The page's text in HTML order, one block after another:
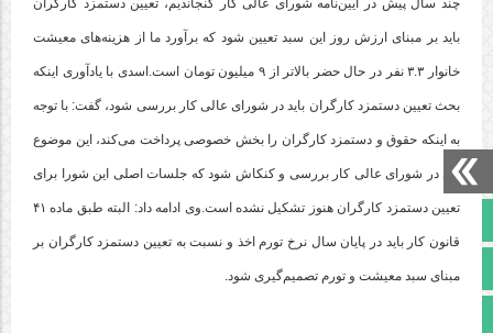
صفحه نخست
تالار گفتمان
چند سال پیش در آیین‌نامه شورای عالی کار گنجاندیم، تعیین دستمزد کارگران
باید بر مبنای ارزش روز این سبد تعیین شود که برآورد ما از هزینه‌های معیشت
خانوار ۳.۳ نفر در حال حضر بالاتر از ۹ میلیون تومان است.اسدی با یادآوری اینکه
بحث تعیین دستمزد کارگران باید در شورای عالی کار بررسی شود، گفت: با توجه
به اینکه حقوق و دستمزد کارگران را بخش خصوصی پرداخت می‌کند، این موضوع
باید در شورای عالی کار بررسی و کنکاش شود که جلسات اصلی این شورا برای
تعیین دستمزد کارگران هنوز تشکیل نشده است.وی ادامه داد: البته طبق ماده ۴۱
قانون کار باید در پایان سال نرخ تورم اخذ و نسبت به تعیین دستمزد کارگران بر
مبنای سبد معیشت و تورم تصمیم‌گیری شود.